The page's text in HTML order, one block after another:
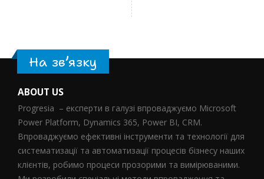
На зв’язку
ABOUT US
Progresia – експерти в галузі впроваджуємо Microsoft
Power Platform, Dynamics 365, Power BI, CRM.
Впроваджуємо ефективні інструменти та технології для
систематизації та автоматизації процесів бізнесу наших
клієнтів, робимо процеси прозорими та вимірюваними.